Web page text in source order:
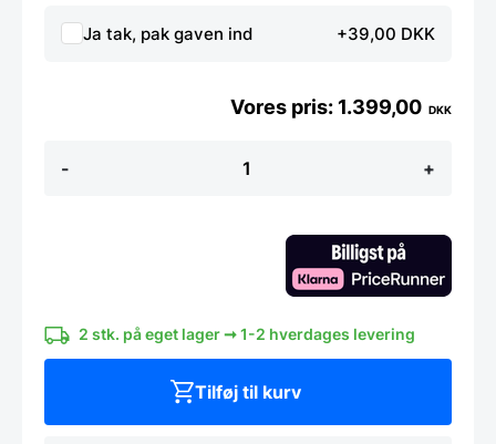
Ja tak, pak gaven ind +39,00 DKK
-
Vakuumpakker
+
1.399,00 DKK
2 stk. på eget lager ➞ 1-2 hverdages levering
Tilføj til kurv